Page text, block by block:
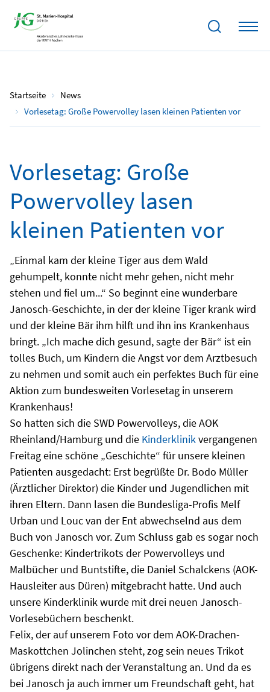
Startseite
News
Vorlesetag: Große Powervolley lasen kleinen Patienten vor
21.11.2022
Vorlesetag: Große
Powervolley lasen
kleinen Patienten vor
„Einmal kam der kleine Tiger aus dem Wald
gehumpelt, konnte nicht mehr gehen, nicht mehr
stehen und fiel um...“ So beginnt eine wunderbare
Janosch-Geschichte, in der der kleine Tiger krank wird
und der kleine Bär ihm hilft und ihn ins Krankenhaus
bringt. „Ich mache dich gesund, sagte der Bär“ ist ein
tolles Buch, um Kindern die Angst vor dem Arztbesuch
zu nehmen und somit auch ein perfektes Buch für eine
Aktion zum bundesweiten Vorlesetag in unserem
Krankenhaus!
So hatten sich die SWD Powervolleys, die AOK
Rheinland/Hamburg und die Kinderklinikvergangenen
Freitag eine schöne „Geschichte“ für unsere kleinen
Patienten ausgedacht: Erst begrüßte Dr. Bodo Müller
(Ärztlicher Direktor) die Kinder und Jugendlichen mit
ihren Eltern. Dann lasen die Bundesliga-Profis Melf
Urban und Louc van der Ent abwechselnd aus dem
Buch von Janosch vor. Zum Schluss gab es sogar noch
Geschenke: Kindertrikots der Powervolleys und
Malbücher und Buntstifte, die Daniel Schalckens (AOK-
Hausleiter aus Düren) mitgebracht hatte. Und auch
unsere Kinderklinik wurde mit drei neuen Janosch-
Vorlesebüchern beschenkt.
Felix, der auf unserem Foto vor dem AOK-Drachen-
Maskottchen Jolinchen steht, zog sein neues Trikot
übrigens direkt nach der Veranstaltung an. Und da es
bei Janosch ja auch immer um Freundschaft geht, hat